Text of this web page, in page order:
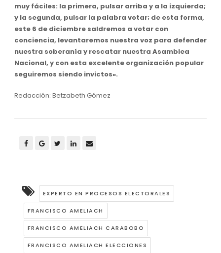
muy fáciles: la primera, pulsar arriba y a la izquierda;
y la segunda, pulsar la palabra votar; de esta forma,
este 6 de diciembre saldremos a votar con
conciencia, levantaremos nuestra voz para defender
nuestra soberanía y rescatar nuestra Asamblea
Nacional, y con esta excelente organización popular
seguiremos siendo invictos».
Redacción: Betzabeth Gómez
EXPERTO EN PROCESOS ELECTORALES
FRANCISCO AMELIACH
FRANCISCO AMELIACH CARABOBO
FRANCISCO AMELIACH ELECCIONES